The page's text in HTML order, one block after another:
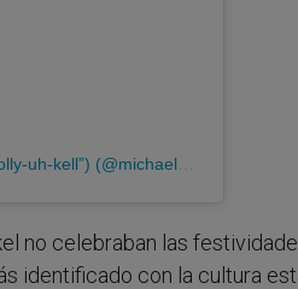
no celebraban las
identificado con la cultura